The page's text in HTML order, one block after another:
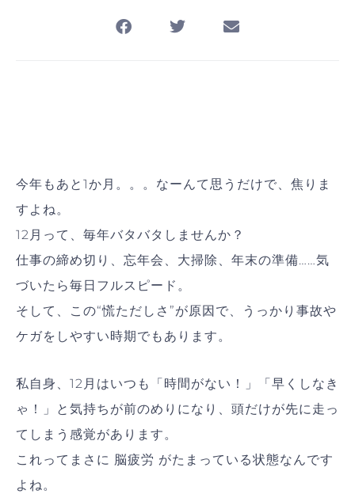
今年もあと1か月。。。なーんて思うだけで、焦りま
すよね。
12月って、毎年バタバタしませんか？
仕事の締め切り、忘年会、大掃除、年末の準備……気
づいたら毎日フルスピード。
そして、この“慌ただしさ”が原因で、うっかり事故や
ケガをしやすい時期でもあります。
私自身、12月はいつも「時間がない！」「早くしなき
ゃ！」と気持ちが前のめりになり、頭だけが先に走っ
てしまう感覚があります。
これってまさに 脳疲労 がたまっている状態なんです
よね。